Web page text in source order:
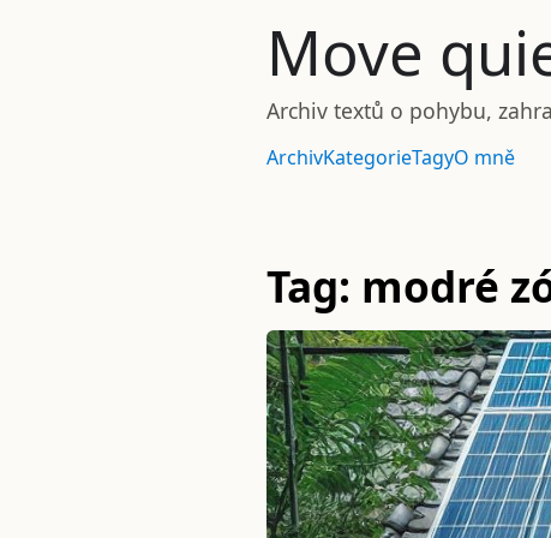
Move
Archiv textů o pohybu,
ArchivKategorieTagyO mně
Tag: modré